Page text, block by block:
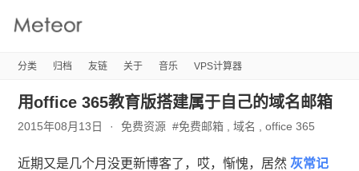
Meteor's
分类 归档 友链 关于 音乐 VPS计算器
用office 365教育版搭建属于自己的域名邮箱
2015年08月13日 免费资源 #免费邮箱 ,域名 ,office 365
近期又是几个月没更新博客了，哎，惭愧，居然灰常记